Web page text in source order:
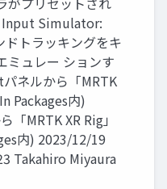
Input Simulator:
トラッキングをキ
ミュレー ションす
ネルから「MRTK
Packages内)
「MRTK XR Rig」
内) 2023/12/19
Takahiro Miyaura